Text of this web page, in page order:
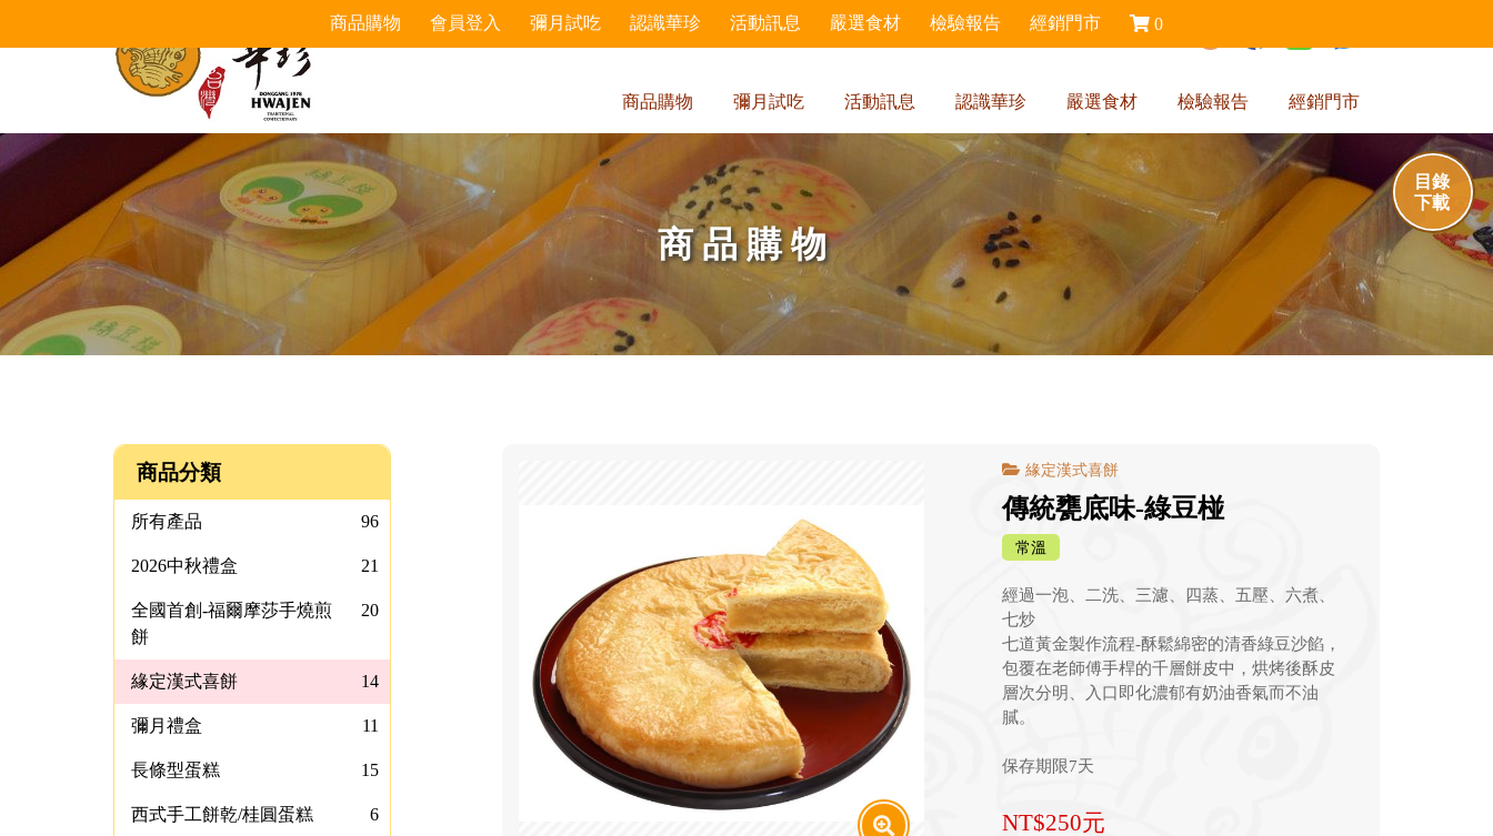
商品購物 彌月試吃 活動訊息 認識華珍 嚴選食材 檢驗報告 經銷門市
商品購物 會員登入 彌月試吃 認識華珍 活動訊息 嚴選食材 檢驗報告 經銷門市 0
目錄
下載
商品購物
商品分類
所有產品 96
2026中秋禮盒 21
全國首創-福爾摩莎手燒煎
餅
20
緣定漢式喜餅 14
彌月禮盒 11
長條型蛋糕 15
西式手工餅乾/桂圓蛋糕 6
緣定漢式喜餅
傳統甕底味-綠豆椪
常溫
經過一泡、二洗、三濾、四蒸、五壓、六煮、
七炒
七道黃金製作流程-酥鬆綿密的清香綠豆沙餡，
包覆在老師傅手桿的千層餅皮中，烘烤後酥皮
層次分明、入口即化濃郁有奶油香氣而不油
膩。
保存期限7天
NT$250元